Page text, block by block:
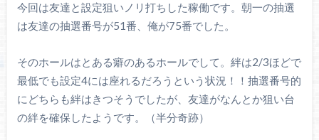
今回は友達と設定狙いノリ打ちした稼働です。朝一の抽選
は友達の抽選番号が51番、俺が75番でした。
そのホールはとある癖のあるホールでして。絆は2/3ほどで
最低でも設定4には座れるだろうという状況！！抽選番号的
にどちらも絆はきつそうでしたが、友達がなんとか狙い台
の絆を確保したようです。（半分奇跡）